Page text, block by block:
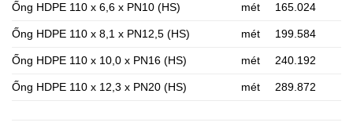
Ống HDPE 110 x 6,6 x PN10 (HS) mét 165.024
Ống HDPE 110 x 8,1 x PN12,5 (HS) mét 199.584
Ống HDPE 110 x 10,0 x PN16 (HS) mét 240.192
Ống HDPE 110 x 12,3 x PN20 (HS) mét 289.872